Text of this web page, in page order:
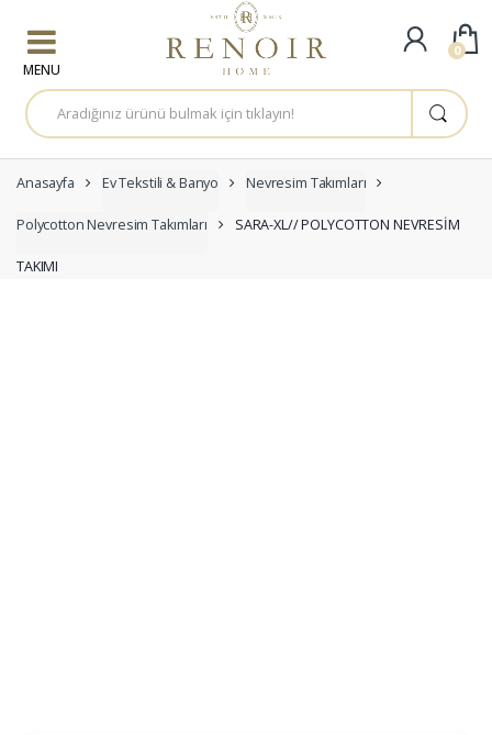
A
r
a
a
:
Anasayfa Ev Tekstili & Banyo Nevresim Takımları
Polycotton Nevresim Takımları SARA-XL// POLYCOTTON NEVRESİM
TAKIMI
0